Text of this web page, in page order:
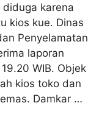
diduga karena
kios kue. Dinas
Penyelamatan
laporan
WIB. Objek
kios toko dan
Damkar …